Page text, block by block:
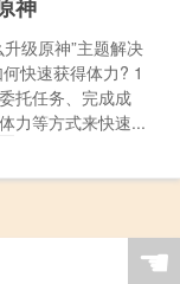
神
级原神”主题解决
快速获得体力? 1
托任务、完成成
力等方式来快速...
☚